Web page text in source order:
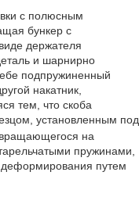
с полюсным
бункер с
держателя
и шарнирно
подпружиненный
накатник,
тем, что скоба
установленным под
вращающегося на
пружинами,
деформирования путем